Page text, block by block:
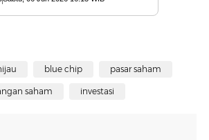
blue chip pasar saham
saham investasi